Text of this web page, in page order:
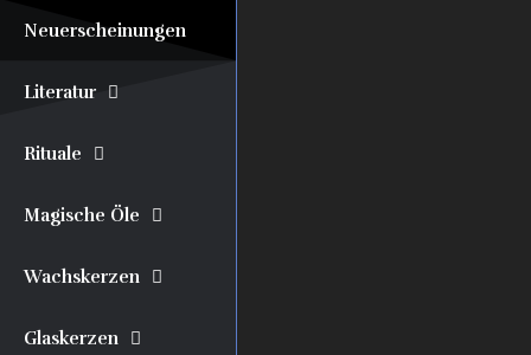
Neuerscheinungen
Literatur
Rituale
Magische Öle
Wachskerzen
Glaskerzen